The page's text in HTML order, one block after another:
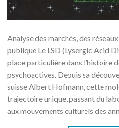
Analyse des marchés, des
publique Le LSD (Lysergic Acid
place particulière dans l’histoire
psychoactives. Depuis sa
suisse Albert Hofmann, cette
trajectoire unique, passant du
aux mouvements culturels des